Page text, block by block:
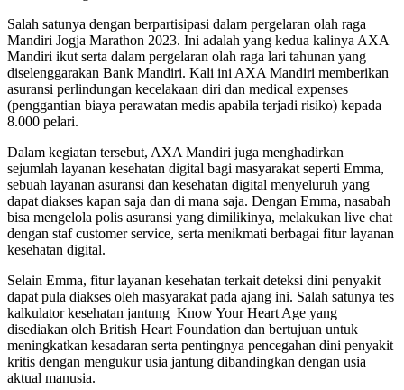
Salah satunya dengan berpartisipasi dalam pergelaran olah raga
Mandiri Jogja Marathon 2023. Ini adalah yang kedua kalinya AXA
Mandiri ikut serta dalam pergelaran olah raga lari tahunan yang
diselenggarakan Bank Mandiri. Kali ini AXA Mandiri memberikan
asuransi perlindungan kecelakaan diri dan medical expenses
(penggantian biaya perawatan medis apabila terjadi risiko) kepada
8.000 pelari.
Dalam kegiatan tersebut, AXA Mandiri juga menghadirkan
sejumlah layanan kesehatan digital bagi masyarakat seperti Emma,
sebuah layanan asuransi dan kesehatan digital menyeluruh yang
dapat diakses kapan saja dan di mana saja. Dengan Emma, nasabah
bisa mengelola polis asuransi yang dimilikinya, melakukan live chat
dengan staf customer service, serta menikmati berbagai fitur layanan
kesehatan digital.
Selain Emma, fitur layanan kesehatan terkait deteksi dini penyakit
dapat pula diakses oleh masyarakat pada ajang ini. Salah satunya tes
kalkulator kesehatan jantung Know Your Heart Age yang
disediakan oleh British Heart Foundation dan bertujuan untuk
meningkatkan kesadaran serta pentingnya pencegahan dini penyakit
kritis dengan mengukur usia jantung dibandingkan dengan usia
aktual manusia.